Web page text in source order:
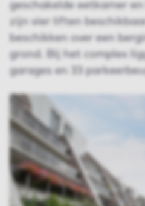
geschakelde eetkamer
zijn vier liften
beschikken over een
grond. Bij het complex
garages en 33